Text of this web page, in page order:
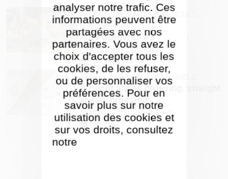
analyser notre trafic. Ces
informations peuvent être
partagées avec nos
partenaires. Vous avez le
choix d'accepter tous les
cookies, de les refuser,
ou de personnaliser vos
préférences. Pour en
savoir plus sur notre
utilisation des cookies et
sur vos droits, consultez
notre
ARTS VISUELS,ARTS PLASTIQUES,
PERFORMANCE
Hors d'œuvres #9
Exposition collective
05/2019
ARTS PLASTIQUES,ARTS VISUELS
Straight ahead,crossing, straight
ahead, crossing
Exposition individuelle
03/2019